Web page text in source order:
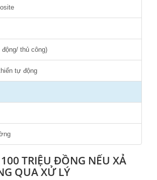
thủ công)
tự động
TRIỆU ĐỒNG NẾU XẢ
QUA XỬ LÝ